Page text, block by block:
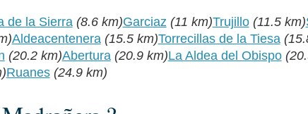
de la Sierra (8.6 km)Garciaz (11 km)Trujillo (11.5 km)
Aldeacentenera (15.5 km)Torrecillas de la Tiesa
(20.2 km)Abertura (20.9 km)La Aldea del Obispo
Ruanes (24.9 km)